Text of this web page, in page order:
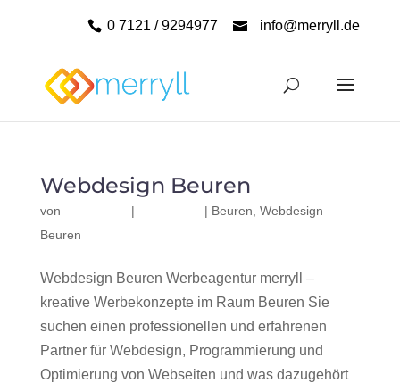
0 7121 / 9294977 info@merryll.de
Webdesign Beuren
von | | Beuren Webdesign
Beuren
Webdesign Beuren Werbeagentur merryll –
kreative Werbekonzepte im Raum Beuren Sie
suchen einen professionellen und erfahrenen
Partner für Webdesign, Programmierung und
Optimierung von Webseiten und was dazugehört